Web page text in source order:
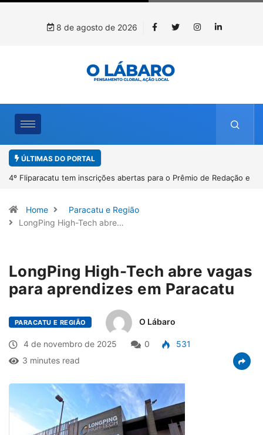
8 de agosto de 2026
ÚLTIMAS DO PORTAL
Paracatu caminha pelos 20 anos da Lei Maria da Penha
Home
Paracatu e Região
LongPing High-Tech abre…
LongPing High-Tech abre vagas
para aprendizes em Paracatu
PARACATU E REGIÃO O Lábaro
4 de novembro de 2025 0
531
3 minutes read